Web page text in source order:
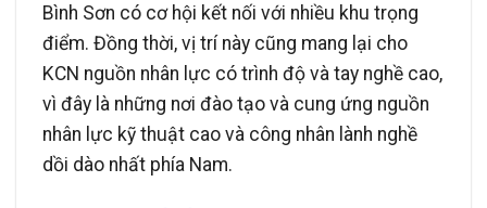
Bình Sơn có cơ hội kết nối với nhiều khu trọng
điểm. Đồng thời, vị trí này cũng mang lại cho
KCN nguồn nhân lực có trình độ và tay nghề cao,
vì đây là những nơi đào tạo và cung ứng nguồn
nhân lực kỹ thuật cao và công nhân lành nghề
dồi dào nhất phía Nam.